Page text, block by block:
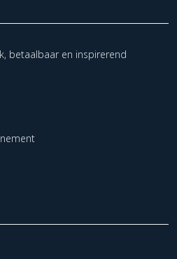
betaalbaar en inspirerend